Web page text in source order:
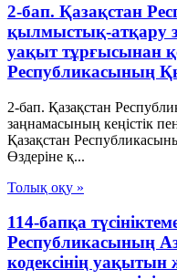
2-бап. Қазақстан
қылмыстық-атқару
уақыт тұрғысынан
Республикасының
2-бап. Қазақстан
заңнамасының кеңiстiк
Қазақстан
Өздеріне қ...
Толық оқу »
114-бапқа
Республикасының
кодексінің